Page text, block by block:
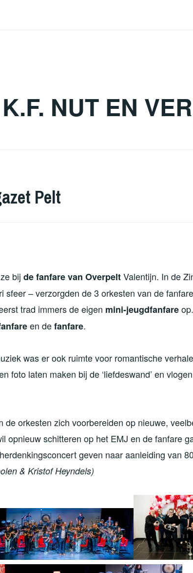
NUT EN
Pelt
bij de fanfare van OverpeltValentijn. In de
sfeer – verzorgden de 3 orkesten van de
trad immers de eigen mini-jeugdfanfare
en defanfare.
was er ook ruimte voor romantische
foto laten maken bij de ‘liefdeswand’ en
de orkesten zich voorbereiden op nieuwe,
opnieuw schitteren op het EMJ en de fanfare
geven naar aanleiding van
& Kristof Heyndels)